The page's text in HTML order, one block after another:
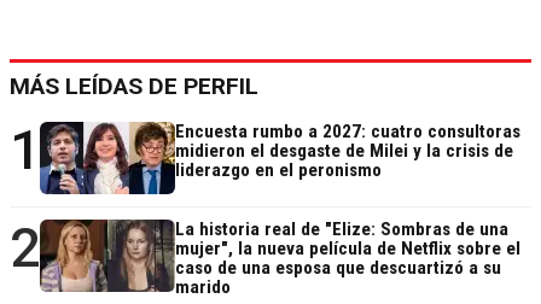
MÁS LEÍDAS DE PERFIL
1
Encuesta rumbo a 2027: cuatro consultoras
midieron el desgaste de Milei y la crisis de
liderazgo en el peronismo
2
La historia real de "Elize: Sombras de una
mujer", la nueva película de Netflix sobre el
caso de una esposa que descuartizó a su
marido